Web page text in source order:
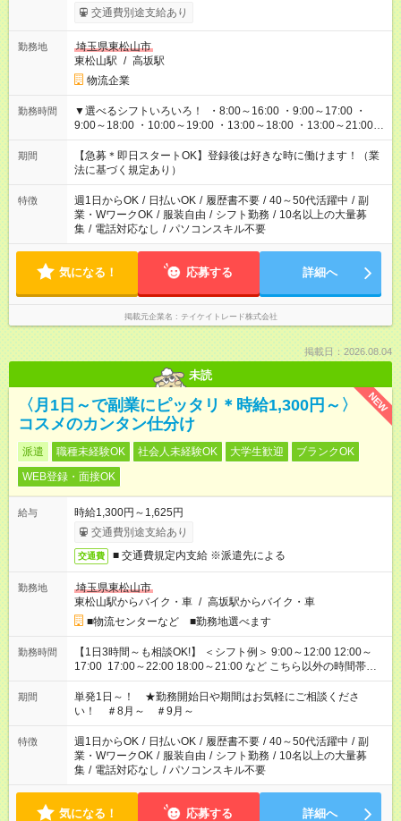
交通費別途支給あり
勤務地
埼玉県東松山市
東松山駅 / 高坂駅
物流企業
勤務時間
▼選べるシフトいろいろ！ ・8:00～16:00 ・9:00～17:00 ・
9:00～18:00 ・10:00～19:00 ・13:00～18:00 ・13:00～21:00
・22:00～翌6:00 など 上記以外の時間で相談可能なお仕事も！
あなたの希望を教えてください！
期間
【急募＊即日スタートOK】登録後は好きな時に働けます！（業
法に基づく規定あり）
特徴 週1日からOK / 日払いOK / 履歴書不要 / 40～50代活躍中 / 副
業・WワークOK / 服装自由 / シフト勤務 / 10名以上の大量募
集 / 電話対応なし / パソコンスキル不要
気になる！ 応募する 詳細へ
掲載元企業名 テイケイトレード株式会社
掲載日：2026.08.04
未読
NEW
〈月1日～で副業にピッタリ＊時給1,300円～〉
コスメのカンタン仕分け
派遣 職種未経験OK 社会人未経験OK 大学生歓迎
ブランクOK
WEB登録・面接OK
給与
時給1,300円～1,625円
交通費別途支給あり
交通費 ■ 交通費規定内支給 ※派遣先による
勤務地
埼玉県東松山市
東松山駅からバイク・車 / 高坂駅からバイク・車
■物流センターなど ■勤務地選べます
勤務時間
【1日3時間～も相談OK!】 ＜シフト例＞ 9:00～12:00 12:00～
17:00 17:00～22:00 18:00～21:00 など こちら以外の時間帯も
お気軽にご相談ください！
期間
単発1日～！ ★勤務開始日や期間はお気軽にご相談くださ
い！ ＃8月～ ＃9月～
特徴 週1日からOK / 日払いOK / 履歴書不要 / 40～50代活躍中 / 副
業・WワークOK / 服装自由 / シフト勤務 / 10名以上の大量募
集 / 電話対応なし / パソコンスキル不要
気になる！ 応募する 詳細へ